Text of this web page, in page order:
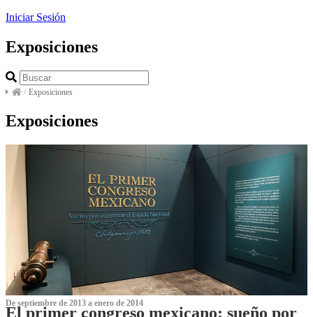
Iniciar Sesión
Exposiciones
/ Exposiciones
Exposiciones
De septiembre de 2013 a enero de 2014
El primer congreso mexicano: sueño por